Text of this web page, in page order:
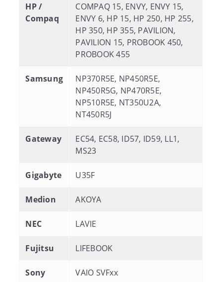
HP /
Compaq
COMPAQ 15, ENVY, ENVY 15,
ENVY 6, HP 15, HP 250, HP 255,
HP 350, HP 355, PAVILION,
PAVILION 15, PROBOOK 450,
PROBOOK 455
Samsung
NP370R5E, NP450R5E,
NP450R5G, NP470R5E,
NP510R5E, NT350U2A,
NT450R5J
Gateway
EC54, EC58, ID57, ID59, LL1,
MS23
Gigabyte U35F
Medion AKOYA
NEC LAVIE
Fujitsu LIFEBOOK
Sony VAIO SVFxx